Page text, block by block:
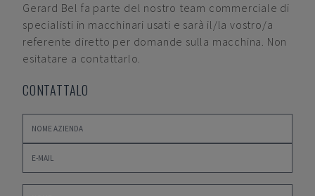
Gerard Bel fa parte del nostro team commerciale di
specialisti in macchinari usati e sarà il/la vostro/a
referente diretto per domande sulla macchina. Non
esitatare a contattarlo.
CONTATTALO